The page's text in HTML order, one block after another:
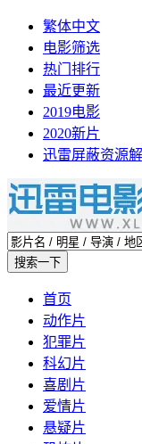
繁体中文
电影筛选
热门排行
最近更新
2019电影
2020新片
迅雷屏蔽资源
首页
动作片
犯罪片
科幻片
喜剧片
爱情片
悬疑片